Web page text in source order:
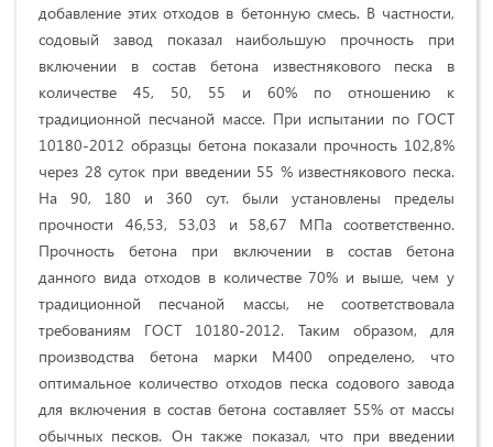
добавление этих отходов в бетонную смесь. В частности,
содовый завод показал наибольшую прочность при
включении в состав бетона известнякового песка в
количестве 45, 50, 55 и 60% по отношению к
традиционной песчаной массе. При испытании по ГОСТ
10180-2012 образцы бетона показали прочность 102,8%
через 28 суток при введении 55 % известнякового песка.
На 90, 180 и 360 сут. были установлены пределы
прочности 46,53, 53,03 и 58,67 МПа соответственно.
Прочность бетона при включении в состав бетона
данного вида отходов в количестве 70% и выше, чем у
традиционной песчаной массы, не соответствовала
требованиям ГОСТ 10180-2012. Таким образом, для
производства бетона марки М400 определено, что
оптимальное количество отходов песка содового завода
для включения в состав бетона составляет 55% от массы
обычных песков. Он также показал, что при введении